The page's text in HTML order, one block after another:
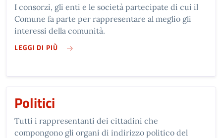
I consorzi, gli enti e le società partecipate di cui il
Comune fa parte per rappresentare al meglio gli
interessi della comunità.
LEGGI DI PIÙSU ENTI FONDAZIONI
Politici
Tutti i rappresentanti dei cittadini che
compongono gli organi di indirizzo politico del